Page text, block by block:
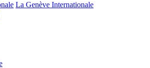
La Genève Internationale